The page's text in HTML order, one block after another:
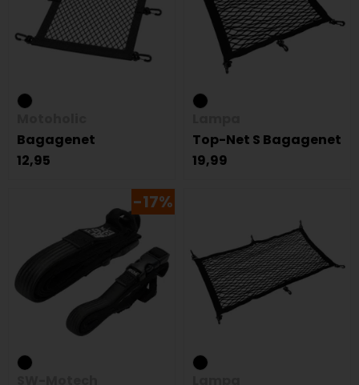
Bagagenet
12,95
Top-Net S Bagagenet
19,99
-17%